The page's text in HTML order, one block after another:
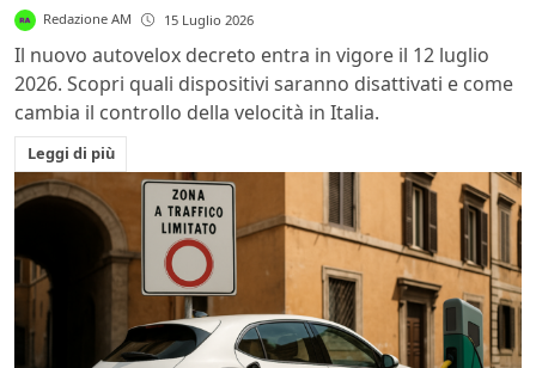
Redazione AM 15 Luglio 2026
Il nuovo autovelox decreto entra in vigore il 12 luglio
2026. Scopri quali dispositivi saranno disattivati e come
cambia il controllo della velocità in Italia.
Leggi di più